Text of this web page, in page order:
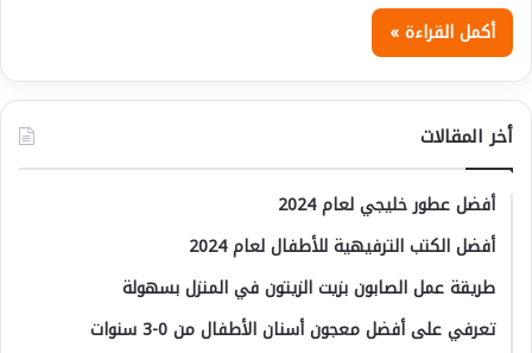
أكمل القراءة »
أخر المقالات
أفضل عطور خليجي لعام 2024
أفضل الكتب الترفيهية للأطفال لعام 2024
طريقة عمل الصابون بزيت الزيتون في المنزل بسهولة
تعرفي على أفضل معجون أسنان الأطفال من 0-3 سنوات